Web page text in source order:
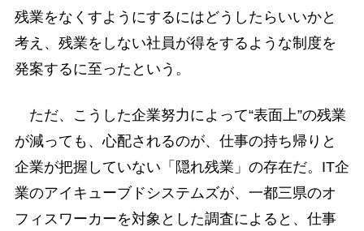
残業をなくすようにするにはどうしたらいいかと
考え、残業をしない社員が得をするような制度を
発案するに至ったという。
ただ、こうした企業努力によって“表面上”の残業
が減っても、心配されるのが、仕事の持ち帰りと
企業が把握していない「隠れ残業」の存在だ。IT企
業のアイキューブドシステムズが、一都三県のオ
フィスワーカーを対象とした調査によると、仕事